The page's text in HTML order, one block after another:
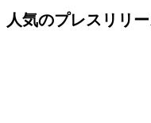
人気のプレスリリ